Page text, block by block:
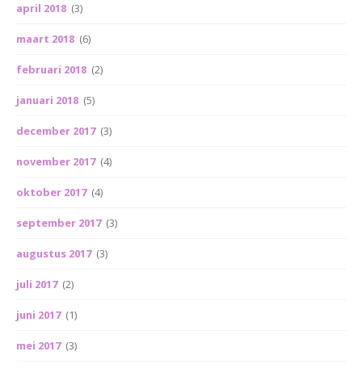
april 2018 (3)
maart 2018 (6)
februari 2018 (2)
januari 2018 (5)
december 2017 (3)
november 2017 (4)
oktober 2017 (4)
september 2017 (3)
augustus 2017 (3)
juli 2017 (2)
juni 2017 (1)
mei 2017 (3)